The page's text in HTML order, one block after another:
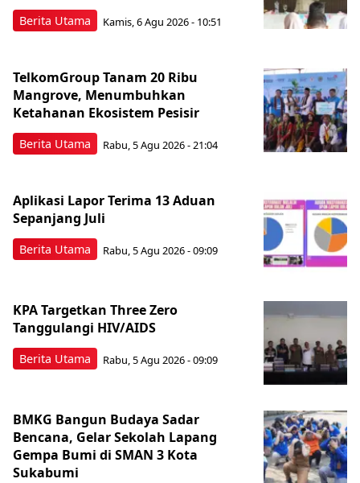
Berita Utama Kamis, 6 Agu 2026 - 10:51
Berita Utama
TelkomGroup Tanam 20 Ribu
Mangrove, Menumbuhkan
Ketahanan Ekosistem Pesisir
Rabu, 5 Agu 2026 - 21:04
Berita Utama
Aplikasi Lapor Terima 13 Aduan
Sepanjang Juli
Rabu, 5 Agu 2026 - 09:09
Berita Utama
KPA Targetkan Three Zero
Tanggulangi HIV/AIDS
Rabu, 5 Agu 2026 - 09:09
BMKG Bangun Budaya Sadar
Bencana, Gelar Sekolah Lapang
Gempa Bumi di SMAN 3 Kota
Sukabumi